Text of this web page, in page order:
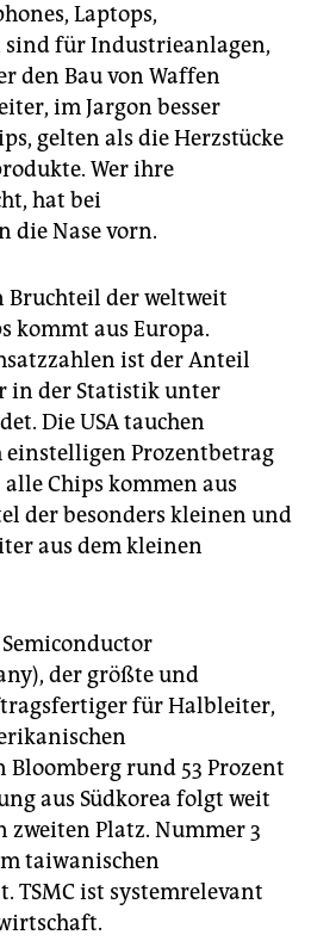
Laptops,
für Industrieanlagen,
den Bau von Waffen
im Jargon besser
gelten als die Herzstücke
Wer ihre
hat bei
die Nase vorn.
Bruchteil der weltweit
kommt aus Europa.
ist der Anteil
in der Statistik unter
Die USA tauchen
Prozentbetrag
alle Chips kommen aus
der besonders kleinen und
aus dem kleinen
der größte und
für Halbleiter,
rund 53 Prozent
aus Südkorea folgt weit
zweiten Platz. Nummer 3
taiwanischen
TSMC ist systemrelevant